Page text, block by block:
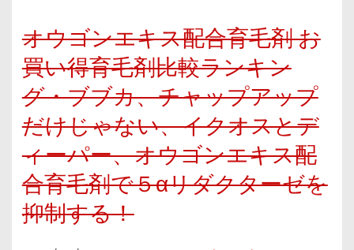
オウゴンエキス配合育毛剤 お
買い得育毛剤比較ランキン
グ・ブブカ、チャップアップ
だけじゃない、イクオスとデ
ィーパー、オウゴンエキス配
合育毛剤で５αリダクターゼを
抑制する！